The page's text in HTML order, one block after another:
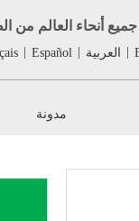
أنحاء العالم من
| العربية |
Español
|
مدونة